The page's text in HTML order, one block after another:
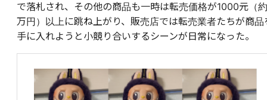
で落札され、その他の商品も一時は転売価格が1000元（
万円）以上に跳ね上がり、販売店では転売業者たちが商品
手に入れようと小競り合いするシーンが日常になった。